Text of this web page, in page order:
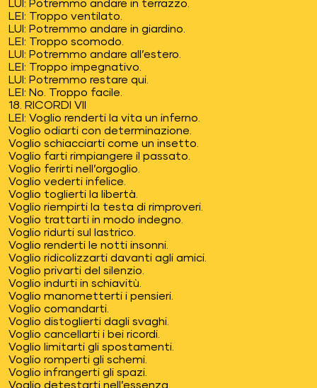
LUI: Potremmo andare in terrazzo.
LEI: Troppo ventilato.
LUI: Potremmo andare in giardino.
LEI: Troppo scomodo.
LUI: Potremmo andare all’estero.
LEI: Troppo impegnativo.
LUI: Potremmo restare qui.
LEI: No. Troppo facile.
18. RICORDI VII
LEI: Voglio renderti la vita un inferno.
Voglio odiarti con determinazione.
Voglio schiacciarti come un insetto.
Voglio farti rimpiangere il passato.
Voglio ferirti nell’orgoglio.
Voglio vederti infelice.
Voglio toglierti la libertà.
Voglio riempirti la testa di rimproveri.
Voglio trattarti in modo indegno.
Voglio ridurti sul lastrico.
Voglio renderti le notti insonni.
Voglio ridicolizzarti davanti agli amici.
Voglio privarti del silenzio.
Voglio indurti in schiavitù.
Voglio manometterti i pensieri.
Voglio comandarti.
Voglio distoglierti dagli svaghi.
Voglio cancellarti i bei ricordi.
Voglio limitarti gli spostamenti.
Voglio romperti gli schemi.
Voglio infrangerti gli spazi.
Voglio detestarti nell’essenza.